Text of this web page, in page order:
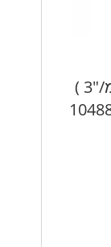
בורג איסכורית "1/4 (7.5 ס"מ/"3 )